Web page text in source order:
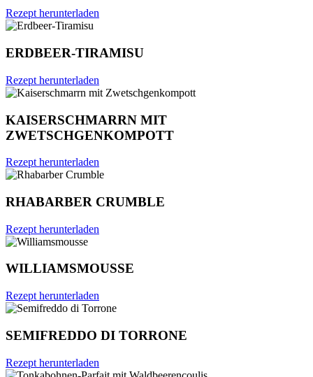
Rezept herunterladen
ERDBEER-TIRAMISU
Rezept herunterladen
KAISERSCHMARRN MIT
ZWETSCHGENKOMPOTT
Rezept herunterladen
RHABARBER CRUMBLE
Rezept herunterladen
WILLIAMSMOUSSE
Rezept herunterladen
SEMIFREDDO DI TORRONE
Rezept herunterladen